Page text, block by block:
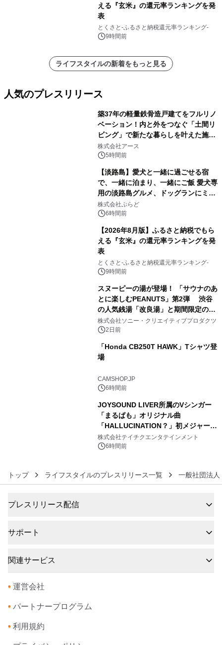
える『玄米』の還元率ランキングを発
表
とくさと-ふるさと納税還元率ランキング-
9時間前
ライフスタイルの新着をもっと見る
人気のプレスリリース
築37年の軽量鉄骨造戸建てをフルリノ
ベーション！内と外をつなぐ「土間リ
ビング」で新たな暮らしを叶えた施工
事例を株式会社アースが公開
株式会社アース
5時間前
【淡路島】愛犬と一緒に過ごせる宿
で、一緒に泊まり、一緒にご飯 愛犬専
用の淡路島グルメ、ドッグランにミニ
プール グランピングとトレーラーハウ
スの2施設で
株式会社ぷらど
6時間前
【2026年8月版】ふるさと納税でもら
える『玄米』の還元率ランキングを発
表
とくさと-ふるさと納税還元率ランキング-
9時間前
スヌーピーの湯が登場！ 「サウナのあ
とに楽しむPEANUTS」第2弾 渋谷
の人気銭湯「改良湯」と期間限定のコ
ラボレーション サウナイキタイコラ
ボグッズも発売決定！
株式会社ソニー・クリエイティブプロダクツ
2日前
「Honda CB250T HAWK」Tシャツ登
場
CAMSHOP.JP
6時間前
JOYSOUND LIVER所属のVシンガー
「まるぱも」オリジナル曲
「HALLUCINATION？」初メジャー配
信リリース決定！
株式会社テイチクエンタテインメント
6時間前
トップ ライフスタイルのプレスリリース一覧 一般社団法
プレスリリース配信
サポート
関連サービス
• 運営会社
• パートナープログラム
• 利用規約